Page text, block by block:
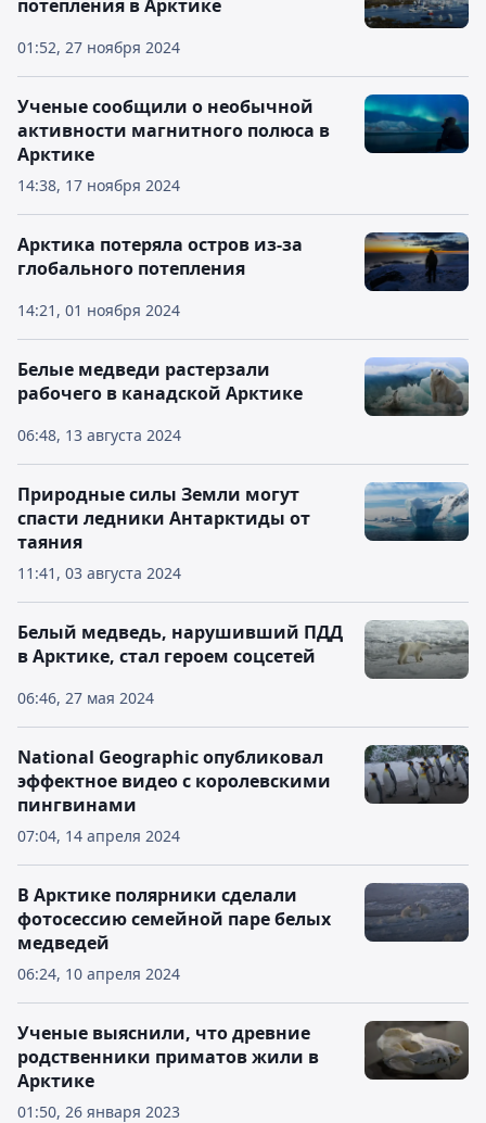
01:52, 27 ноября 2024
потепления в Арктике
14:38, 17 ноября 2024
Ученые сообщили о необычной
активности магнитного полюса в
Арктике
14:21, 01 ноября 2024
Арктика потеряла остров из-за
глобального потепления
06:48, 13 августа 2024
Белые медведи растерзали
рабочего в канадской Арктике
11:41, 03 августа 2024
Природные силы Земли могут
спасти ледники Антарктиды от
таяния
06:46, 27 мая 2024
Белый медведь, нарушивший ПДД
в Арктике, стал героем соцсетей
07:04, 14 апреля 2024
National Geographic опубликовал
эффектное видео с королевскими
пингвинами
06:24, 10 апреля 2024
В Арктике полярники сделали
фотосессию семейной паре белых
медведей
01:50, 26 января 2023
Ученые выяснили, что древние
родственники приматов жили в
Арктике